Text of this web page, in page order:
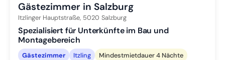
Gästezimmer in Salzburg
Itzlinger Hauptstraße, 5020 Salzburg
Spezialisiert für Unterkünfte im Bau und
Montagebereich
Gästezimmer Itzling Mindestmietdauer 4 Nächte